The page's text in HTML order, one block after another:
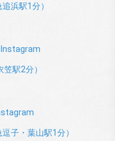
浜駅1分）
Instagram
駅2分）
子・葉山駅1分）